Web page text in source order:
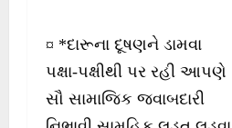
¤ *દારૂના દૂષણને ડામવા
પક્ષા-પક્ષીથી પર રહી આપણે
સૌ સામાજિક જવાબદારી